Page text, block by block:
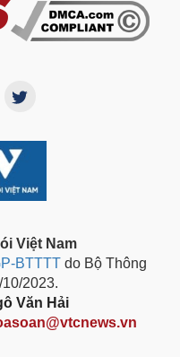
Việt Nam
BTTTT do Bộ Thông
2023.
Văn Hải